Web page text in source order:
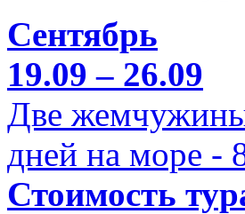
Сентябрь
19.09 – 26.09
Две
дней на море -
Стоимость